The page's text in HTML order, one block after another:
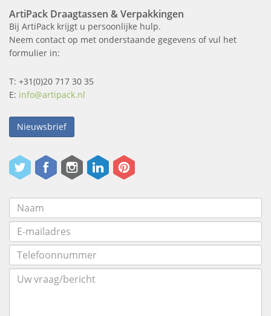
ArtiPack Draagtassen & Verpakkingen
Bij ArtiPack krijgt u persoonlijke hulp.
Neem contact op met onderstaande gegevens of vul het
formulier in:
T: +31(0)20 717 30 35
E: info@artipack.nl
Nieuwsbrief